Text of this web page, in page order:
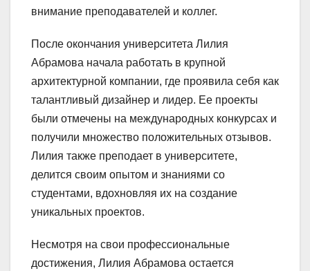
внимание преподавателей и коллег.
После окончания университета Лилия
Абрамова начала работать в крупной
архитектурной компании, где проявила себя как
талантливый дизайнер и лидер. Ее проекты
были отмечены на международных конкурсах и
получили множество положительных отзывов.
Лилия также преподает в университете,
делится своим опытом и знаниями со
студентами, вдохновляя их на создание
уникальных проектов.
Несмотря на свои профессиональные
достижения, Лилия Абрамова остается